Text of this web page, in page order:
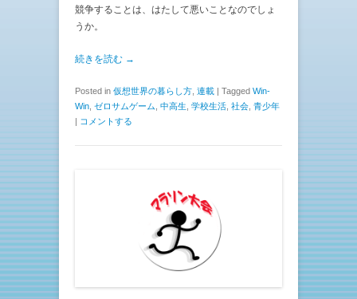
競争することは、はたして悪いことなのでしょ
うか。
続きを読む →
Posted in 仮想世界の暮らし方 連載 | Tagged Win-
Win ゼロサムゲーム 中高生 学校生活 社会 青少年
| コメントする